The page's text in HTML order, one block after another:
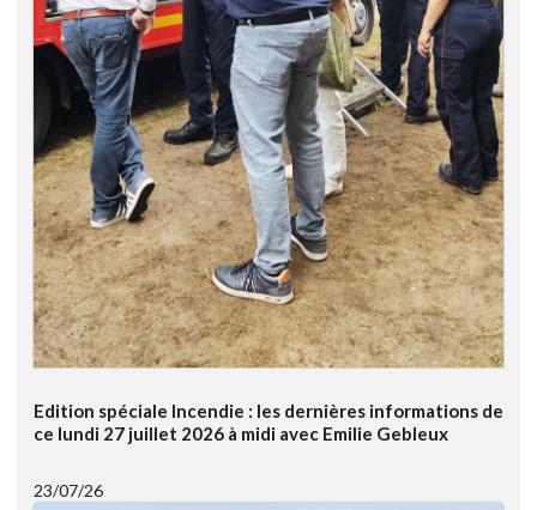
Edition spéciale Incendie : les dernières informations de
ce lundi 27 juillet 2026 à midi avec Emilie Gebleux
23/07/26